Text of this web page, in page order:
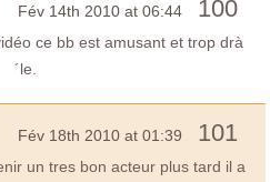
Fév 14th 2010 at 06:44 100
ce bb est amusant et trop drà
´le.
Fév 18th 2010 at 01:39 101
un tres bon acteur plus tard il a